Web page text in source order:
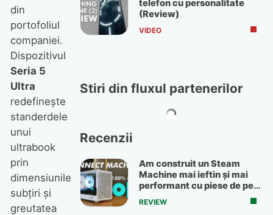
din
portofoliul
companiei.
Dispozitivul
Seria 5
Ultra
redefineşte
standerdele
unui
ultrabook
prin
dimensiunile
subţiri şi
greutatea
telefon cu personalitate
(Review)
VIDEO
Stiri din fluxul partenerilor
Recenzii
Am construit un Steam
Machine mai ieftin și mai
performant cu piese de pe
OLX
REVIEW